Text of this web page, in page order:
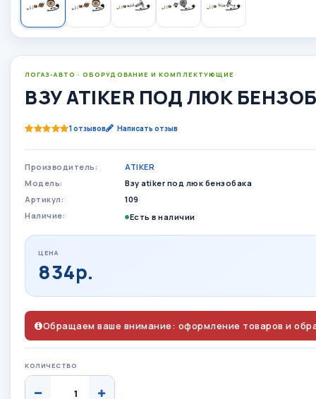
ЛОГАЗ-АВТО · ОБОРУДОВАНИЕ И КОМПЛЕКТУЮЩИЕ
ВЗУ ATIKER ПОД ЛЮК
1 отзывов Написать отзыв
Производитель:
ATIKER
Модель:
Взу atiker под люк бензобака
Артикул:
109
Наличие:
Есть в наличии
ЦЕНА
834р.
Обращаем ваше внимание: оформление товаров и
КОЛИЧЕСТВО